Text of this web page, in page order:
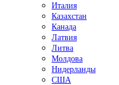
Италия
Казахстан
Канада
Латвия
Литва
Молдова
Нидерланды
США